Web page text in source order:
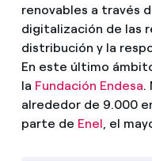
renovables a través
digitalización de las
distribución y la
En este último
la Fundación Endesa.
alrededor de 9.000
parte de Enel, el